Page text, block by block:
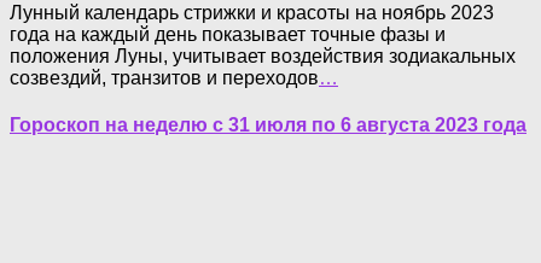
Лунный календарь стрижки и красоты на ноябрь 2023
года на каждый день показывает точные фазы и
положения Луны, учитывает воздействия зодиакальных
созвездий, транзитов и переходов…
Гороскоп на неделю с 31 июля по 6 августа 2023 года